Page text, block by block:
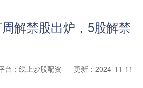
解禁股出炉，5股解禁
台：线上炒股配资
更新：2024-11-11